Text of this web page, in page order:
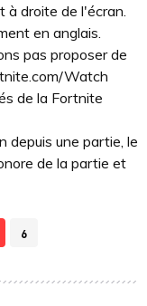
à droite de l'écran.
en anglais.
pas proposer de
Watch
de la Fortnite
depuis une partie, le
de la partie et
6